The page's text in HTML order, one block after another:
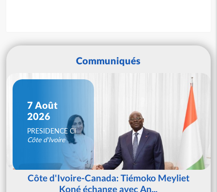
Communiqués
7 Août
2026
PRESIDENCE CI
Côte d'Ivoire
Côte d'Ivoire-Canada: Tiémoko Meyliet
Koné échange avec An...